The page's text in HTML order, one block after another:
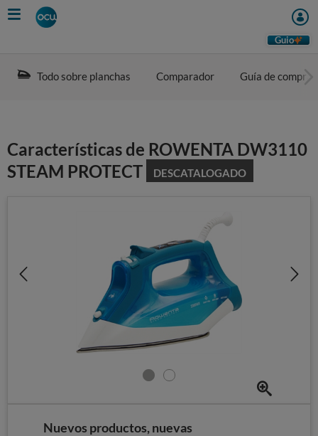
Skip
to
Guio
Todo sobre planchas Comparador Guía de compra
Características de ROWENTA DW3110
STEAM PROTECT
DESCATALOGADO
Nuevos productos, nuevas